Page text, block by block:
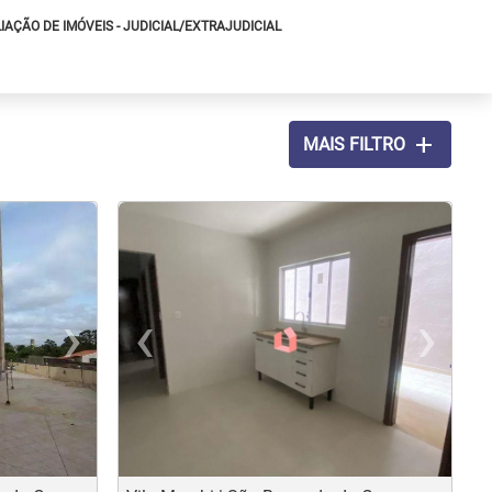
DE IMÓVEIS - JUDICIAL/EXTRAJUDICIAL
MAIS FILTRO add
›
Next
<
‹
Previous
›